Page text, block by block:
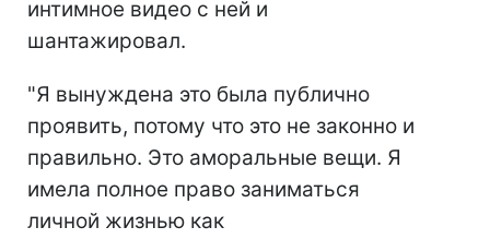
интимное видео с ней и
шантажировал.
"Я вынуждена это была публично
проявить, потому что это не законно и
правильно. Это аморальные вещи. Я
имела полное право заниматься
личной жизнью как